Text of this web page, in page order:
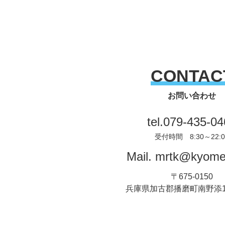
お問い合わせ
tel.079-435-
受付時間 8:30～
Mail.
〒675-0150
兵庫県加古郡播磨町南野添